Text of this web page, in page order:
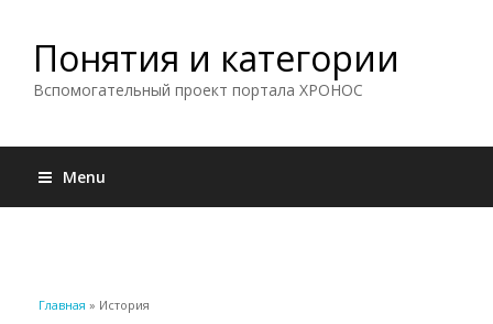
Понятия и категории
Вспомогательный проект портала ХРОНОС
Menu
Вы здесь
Главная » История